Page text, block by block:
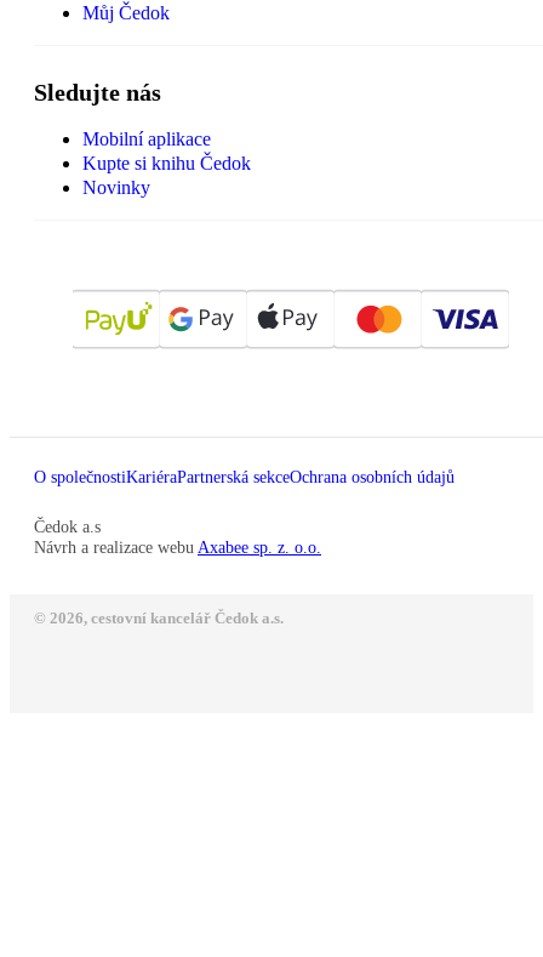
Můj Čedok
Sledujte nás
Mobilní aplikace
Kupte si knihu Čedok
Novinky
O společnostiKariéraPartnerská sekceOchrana osobních údajů
Čedok a.s
Návrh a realizace webu Axabee sp. z. o.o.
© 2026, cestovní kancelář Čedok a.s.